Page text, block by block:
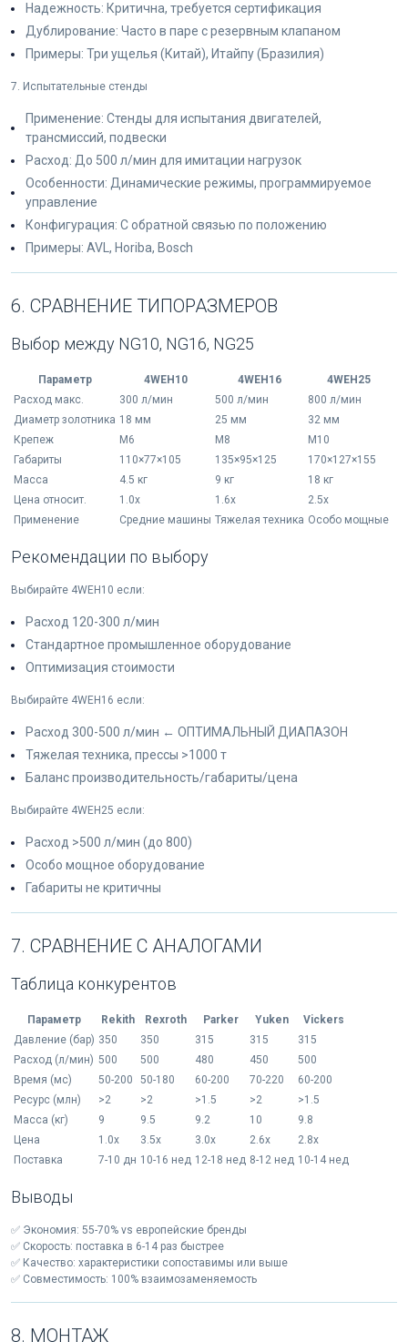
Надежность: Критична, требуется сертификация
Дублирование: Часто в паре с резервным клапаном
Примеры: Три ущелья (Китай), Итайпу (Бразилия)
7. Испытательные стенды
Применение: Стенды для испытания двигателей,
трансмиссий, подвески
Расход: До 500 л/мин для имитации нагрузок
Особенности: Динамические режимы, программируемое
управление
Конфигурация: С обратной связью по положению
Примеры: AVL, Horiba, Bosch
6. СРАВНЕНИЕ ТИПОРАЗМЕРОВ
Выбор между NG10, NG16, NG25
Параметр 4WEH10 4WEH16
4WEH25
Расход макс.
300 л/мин 500 л/мин
800 л/мин
Диаметр золотника 18 мм 25 мм
32 мм
Крепеж
M6 M8
M10
Габариты
110×77×105 135×95×125
170×127×155
Масса
4.5 кг 9 кг
18 кг
Цена относит.
1.0x 1.6x
2.5x
Применение
Средние машины Тяжелая техника Особо мощные
Рекомендации по выбору
Выбирайте 4WEH10 если:
Расход 120-300 л/мин
Стандартное промышленное оборудование
Оптимизация стоимости
Выбирайте 4WEH16 если:
Расход 300-500 л/мин ← ОПТИМАЛЬНЫЙ ДИАПАЗОН
Тяжелая техника, прессы >1000 т
Баланс производительность/габариты/цена
Выбирайте 4WEH25 если:
Расход >500 л/мин (до 800)
Особо мощное оборудование
Габариты не критичны
7. СРАВНЕНИЕ С АНАЛОГАМИ
Таблица конкурентов
Параметр Rekith Rexroth Parker Yuken
Vickers
Давление (бар) 350 350 315 315
315
Расход (л/мин) 500 500 480 450
500
Время (мс)
50-200 50-180 60-200 70-220
60-200
Ресурс (млн)
>2 >2 >1.5 >2
>1.5
Масса (кг)
9 9.5 9.2 10
9.8
Цена
1.0x 3.5x 3.0x 2.6x
2.8x
Поставка
7-10 дн 10-16 нед 12-18 нед 8-12 нед 10-14 нед
Выводы
✅ Экономия: 55-70% vs европейские бренды
✅ Скорость: поставка в 6-14 раз быстрее
✅ Качество: характеристики сопоставимы или выше
✅ Совместимость: 100% взаимозаменяемость
8. МОНТАЖ